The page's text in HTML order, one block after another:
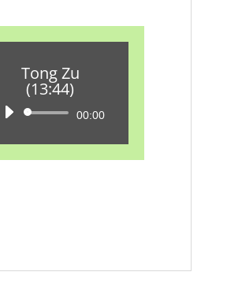
Tong Zu
(13:44)
Audio-00:00